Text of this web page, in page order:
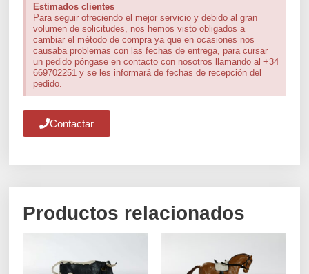
Estimados clientes
Para seguir ofreciendo el mejor servicio y debido al gran
volumen de solicitudes, nos hemos visto obligados a
cambiar el método de compra ya que en ocasiones nos
causaba problemas con las fechas de entrega, para cursar
un pedido póngase en contacto con nosotros llamando al +34
669702251 y se les informará de fechas de recepción del
pedido.
Contactar
Productos relacionados